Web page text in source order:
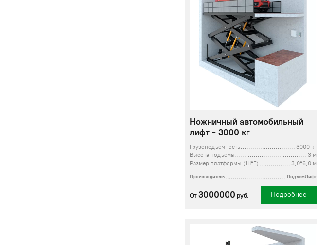
Ножничный автомобильный
лифт - 3000 кг
Грузоподъемность
3000 кг
Высота подъема
3 м
Размер платформы (Ш*Г)
3,0*6,0 м
Производитель ПодъемЛифт
От 3000000 руб. Подробнее